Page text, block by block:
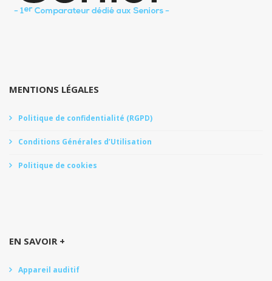
MENTIONS LÉGALES
Politique de confidentialité (RGPD)
Conditions Générales d’Utilisation
Politique de cookies
EN SAVOIR +
Appareil auditif